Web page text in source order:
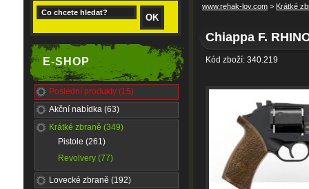
E-SHOP
Poslední produkty (15)
Akční nabídka (63)
Krátké zbraně (349)
Pistole (261)
Revolvery (77)
Lovecké zbraně (192)
www.rehak-lov.com > Krátké
Chiappa F.
Kód zboží: 340.219